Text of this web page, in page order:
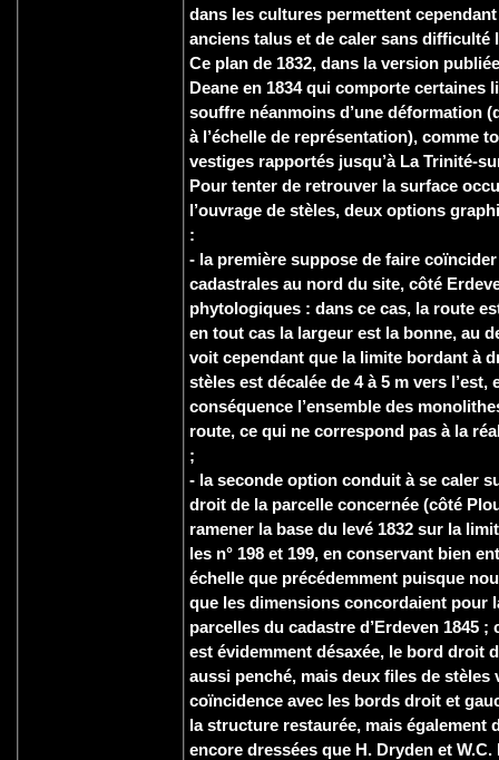
dans les cultures permettent
anciens talus et de caler sans difficulté
Ce plan de 1832, dans la version
Deane en 1834 qui comporte certaines
souffre néanmoins d’une déformation
à l’échelle de représentation), comme
vestiges rapportés jusqu’à La Trinité-
Pour tenter de retrouver la surface
l’ouvrage de stèles, deux options
:
- la première suppose de faire
cadastrales au nord du site, côté
phytologiques : dans ce cas, la route
en tout cas la largeur est la bonne, au
voit cependant que la limite bordant à
stèles est décalée de 4 à 5 m vers l’est,
conséquence l’ensemble des
route, ce qui ne correspond pas à la
;
- la seconde option conduit à se caler
droit de la parcelle concernée (côté
ramener la base du levé 1832 sur la
les n° 198 et 199, en conservant bien
échelle que précédemment puisque
que les dimensions concordaient pour
parcelles du cadastre d’Erdeven 1845
est évidemment désaxée, le bord droit
aussi penché, mais deux files de stèles
coïncidence avec les bords droit et
la structure restaurée, mais également
encore dressées que H. Dryden et